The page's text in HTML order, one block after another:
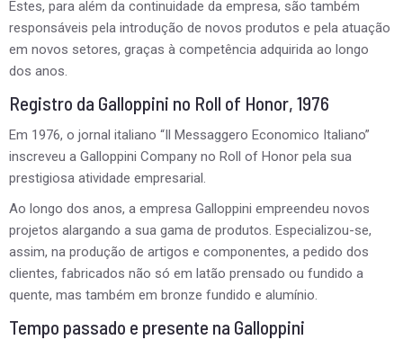
Estes, para além da continuidade da empresa, são também
responsáveis pela introdução de novos produtos e pela atuação
em novos setores, graças à competência adquirida ao longo
dos anos.
Registro da Galloppini no Roll of Honor, 1976
Em 1976, o jornal italiano “Il Messaggero Economico Italiano”
inscreveu a Galloppini Company no Roll of Honor pela sua
prestigiosa atividade empresarial.
Ao longo dos anos, a empresa Galloppini empreendeu novos
projetos alargando a sua gama de produtos. Especializou-se,
assim, na produção de artigos e componentes, a pedido dos
clientes, fabricados não só em latão prensado ou fundido a
quente, mas também em bronze fundido e alumínio.
Tempo passado e presente na Galloppini